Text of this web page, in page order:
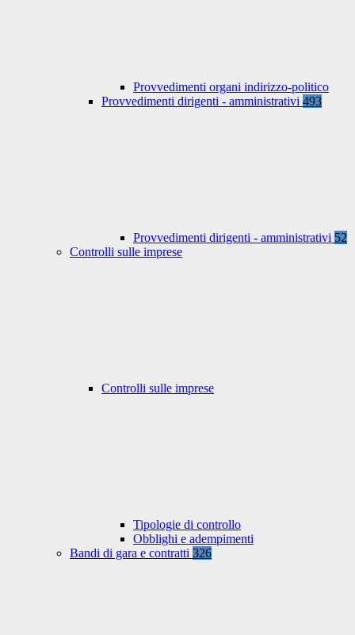
Provvedimenti organi indirizzo-politico
Provvedimenti dirigenti - amministrativi 493
Provvedimenti dirigenti - amministrativi 52
Controlli sulle imprese
Controlli sulle imprese
Tipologie di controllo
Obblighi e adempimenti
Bandi di gara e contratti 326